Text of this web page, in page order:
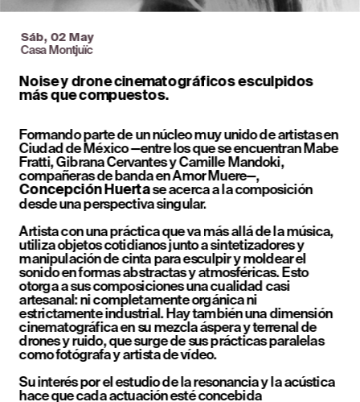
Sáb, 02 May
Casa Montjuïc
Noise y drone cinematográficos esculpidos
más que compuestos.
Formando parte de un núcleo muy unido de artistas en
Ciudad de México —entre los que se encuentran Mabe
Fratti, Gibrana Cervantes y Camille Mandoki,
compañeras de banda en Amor Muere—,
Concepción Huerta se acerca a la composición
desde una perspectiva singular.
Artista con una práctica que va más allá de la música,
utiliza objetos cotidianos junto a sintetizadores y
manipulación de cinta para esculpir y moldear el
sonido en formas abstractas y atmosféricas. Esto
otorga a sus composiciones una cualidad casi
artesanal: ni completamente orgánica ni
estrictamente industrial. Hay también una dimensión
cinematográfica en su mezcla áspera y terrenal de
drones y ruido, que surge de sus prácticas paralelas
como fotógrafa y artista de vídeo.
Su interés por el estudio de la resonancia y la acústica
hace que cada actuación esté concebida